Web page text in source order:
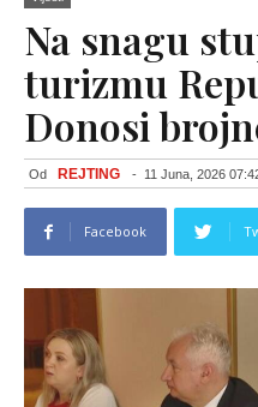
Na snagu
turizmu
Donosi
Od REJTING - 11 Juna, 2026
Facebook